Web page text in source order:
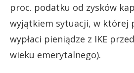
proc. podatku od zysków
wyjątkiem sytuacji, w której
wypłaci pieniądze z IKE
wieku emerytalnego).